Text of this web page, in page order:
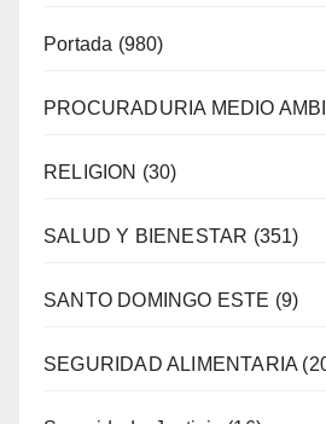
Portada (980)
PROCURADURIA MEDIO
RELIGION (30)
SALUD Y BIENESTAR (351)
SANTO DOMINGO ESTE (9)
SEGURIDAD ALIMENTARIA